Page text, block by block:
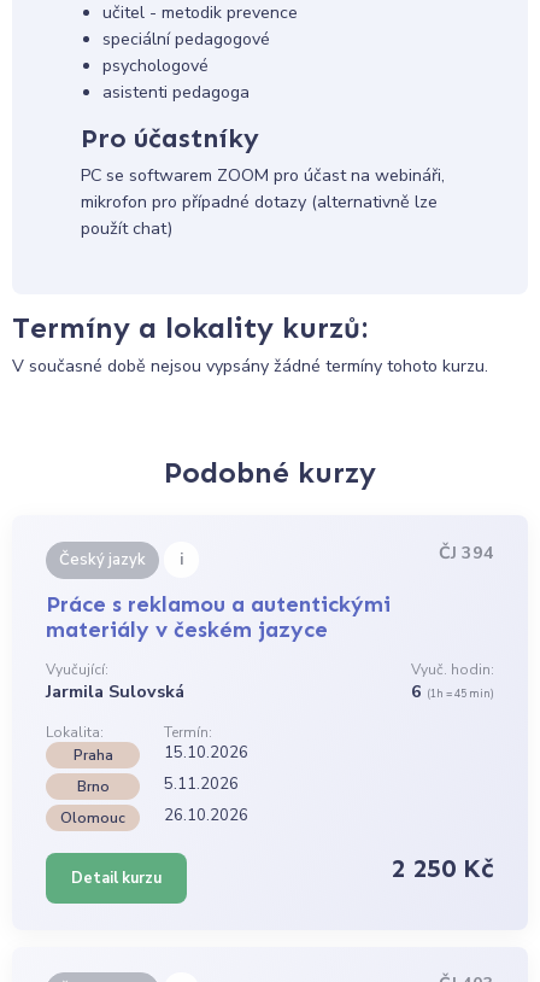
učitel - metodik prevence
speciální pedagogové
psychologové
asistenti pedagoga
Pro účastníky
PC se softwarem ZOOM pro účast na webináři,
mikrofon pro případné dotazy (alternativně lze
použít chat)
Termíny a lokality kurzů:
V současné době nejsou vypsány žádné termíny tohoto kurzu.
Podobné kurzy
Český jazyk i ČJ 394
Práce s reklamou a autentickými
materiály v českém jazyce
Vyučující:
Jarmila Sulovská
Vyuč. hodin:
6 (1h = 45 min)
Lokalita:
Termín:
Praha
15.10.2026
Brno 5.11.2026
Olomouc 26.10.2026
Detail kurzu 2 250 Kč